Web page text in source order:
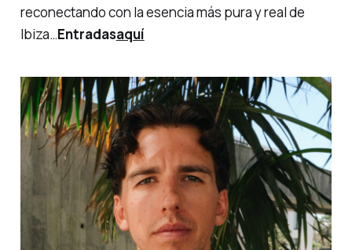
reconectando con la esencia más pura y real de
Ibiza…Entradasaquí